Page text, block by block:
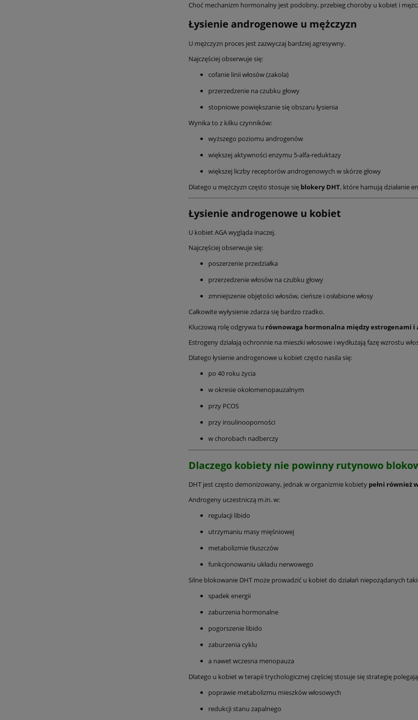
Choć mechanizm hormonalny jest podobny, przebieg choroby u kobiet i
Łysienie androgenowe u mężczyzn
U mężczyzn proces jest zazwyczaj bardziej agresywny.
Najczęściej obserwuje się:
cofanie linii włosów (zakola)
przerzedzenie na czubku głowy
stopniowe powiększanie się obszaru łysienia
Wynika to z kilku czynników:
wyższego poziomu androgenów
większej aktywności enzymu 5-alfa-reduktazy
większej liczby receptorów androgenowych w skórze głowy
Dlatego u mężczyzn często stosuje się blokery DHT, które hamują działanie
Łysienie androgenowe u kobiet
U kobiet AGA wygląda inaczej.
Najczęściej obserwuje się:
poszerzenie przedziałka
przerzedzenie włosów na czubku głowy
zmniejszenie objętości włosów, cieńsze i osłabione włosy
Całkowite wyłysienie zdarza się bardzo rzadko.
Kluczową rolę odgrywa tu równowaga hormonalna między estrogenami i
Estrogeny działają ochronnie na mieszki włosowe i wydłużają fazę wzrostu
Dlatego łysienie androgenowe u kobiet często nasila się:
po 40 roku życia
w okresie okołomenopauzalnym
przy PCOS
przy insulinooporności
w chorobach nadberczy
Dlaczego kobiety nie powinny rutynowo
DHT jest często demonizowany, jednak w organizmie kobiety pełni również
Androgeny uczestniczą m.in. w:
regulacji libido
utrzymaniu masy mięśniowej
metabolizmie tłuszczów
funkcjonowaniu układu nerwowego
Silne blokowanie DHT może prowadzić u kobiet do działań niepożądanych
spadek energii
zaburzenia hormonalne
pogorszenie libido
zaburzenia cyklu
a nawet wczesna menopauza
Dlatego u kobiet w terapii trychologicznej częściej stosuje się strategię
poprawie metabolizmu mieszków włosowych
redukcji stanu zapalnego